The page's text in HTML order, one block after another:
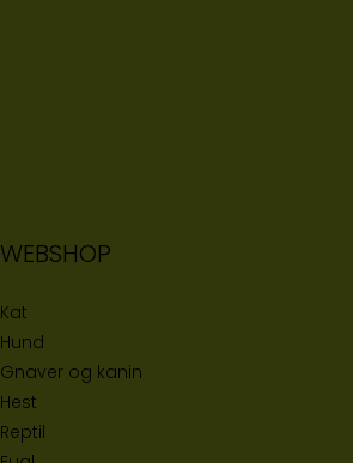
WEBSHOP
Kat
Hund
Gnaver og kanin
Hest
Reptil